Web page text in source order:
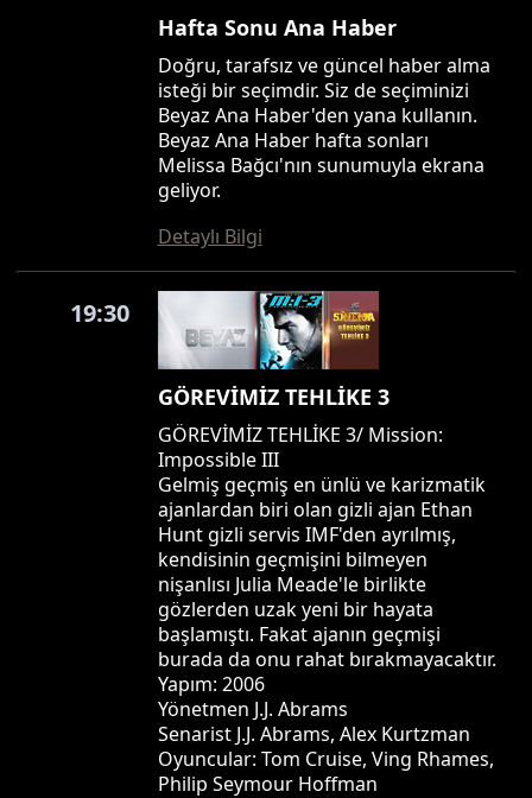
Hafta Sonu Ana Haber
Doğru, tarafsız ve güncel haber alma
isteği bir seçimdir. Siz de seçiminizi
Beyaz Ana Haber'den yana kullanın.
Beyaz Ana Haber hafta sonları
Melissa Bağcı'nın sunumuyla ekrana
geliyor.
Detaylı Bilgi
19:30
GÖREVİMİZ TEHLİKE 3
GÖREVİMİZ TEHLİKE 3/ Mission:
Impossible III
Gelmiş geçmiş en ünlü ve karizmatik
ajanlardan biri olan gizli ajan Ethan
Hunt gizli servis IMF'den ayrılmış,
kendisinin geçmişini bilmeyen
nişanlısı Julia Meade'le birlikte
gözlerden uzak yeni bir hayata
başlamıştı. Fakat ajanın geçmişi
burada da onu rahat bırakmayacaktır.
Yapım: 2006
Yönetmen J.J. Abrams
Senarist J.J. Abrams, Alex Kurtzman
Oyuncular: Tom Cruise, Ving Rhames,
Philip Seymour Hoffman